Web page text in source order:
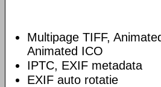
Multipage TIFF,
Animated ICO
IPTC, EXIF metadata
EXIF auto rotatie